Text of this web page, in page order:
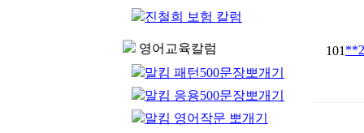
진철희 보험 칼럼
영어교육칼럼
말킴 패턴500문장뽀개기
말킴 응용500문장뽀개기
말킴 영어작문 뽀개기
101